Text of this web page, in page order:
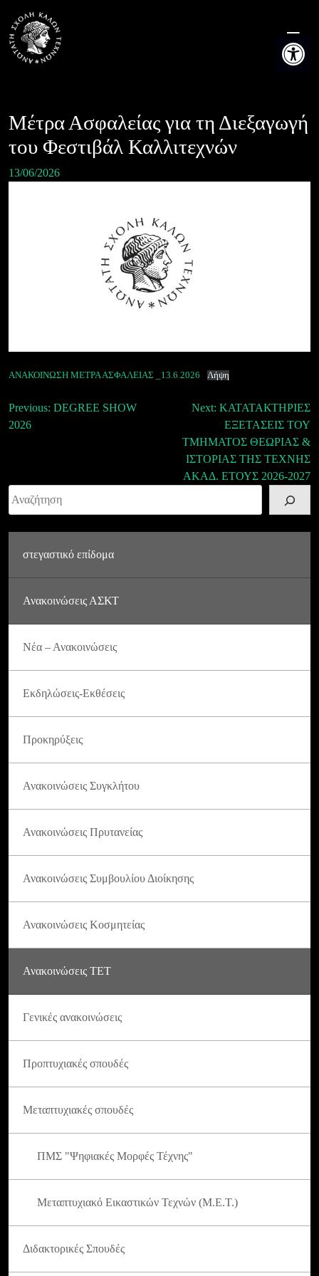
Ανοίξτε
content
Μέτρα Ασφαλείας για τη Διεξαγωγή
του Φεστιβάλ Καλλιτεχνών
13/06/2026
ΑΝΑΚΟΙΝΩΣΗ ΜΕΤΡΑ ΑΣΦΑΛΕΙΑΣ _13.6.2026 Λήψη
Πλοήγηση
άρθρων
Previous: DEGREE SHOW
2026
Next: ΚΑΤΑΤΑΚΤΗΡΙΕΣ
ΕΞΕΤΑΣΕΙΣ ΤΟΥ
ΤΜΗΜΑΤΟΣ ΘΕΩΡΙΑΣ &
ΙΣΤΟΡΙΑΣ ΤΗΣ ΤΕΧΝΗΣ
ΑΚΑΔ. ΕΤΟΥΣ 2026-2027
Αναζήτηση
στεγαστικό επίδομα
Ανακοινώσεις ΑΣΚΤ
Νέα – Ανακοινώσεις
Εκδηλώσεις-Εκθέσεις
Προκηρύξεις
Ανακοινώσεις Συγκλήτου
Ανακοινώσεις Πρυτανείας
Ανακοινώσεις Συμβουλίου Διοίκησης
Ανακοινώσεις Κοσμητείας
Ανακοινώσεις ΤΕΤ
Γενικές ανακοινώσεις
Προπτυχιακές σπουδές
Μεταπτυχιακές σπουδές
ΠΜΣ "Ψηφιακές Μορφές Τέχνης"
Μεταπτυχιακό Εικαστικών Τεχνών (Μ.Ε.Τ.)
Διδακτορικές Σπουδές